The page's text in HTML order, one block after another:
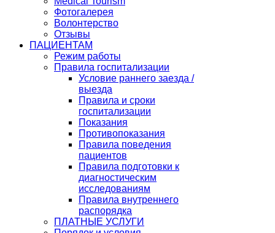
Фотогалерея
Волонтерство
Отзывы
ПАЦИЕНТАМ
Режим работы
Правила госпитализации
Условие раннего заезда /
выезда
Правила и сроки
госпитализации
Показания
Противопоказания
Правила поведения
пациентов
Правила подготовки к
диагностическим
исследованиям
Правила внутреннего
распорядка
ПЛАТНЫЕ УСЛУГИ